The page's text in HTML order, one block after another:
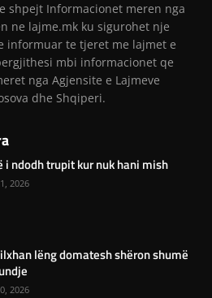
shpejt Informacionet meren nga
ne lajme.mk ku sigurohet nje
informuar te tjeret me lajmet e
mbi informacionet qe
nga Agjensite e Lajmeve
dhe Shqiperi.
i ndodh trupit kur nuk hani mish
2026
lëng domatesh shëron shumë
2026